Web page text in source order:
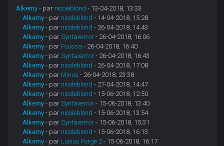
Alkemy - par nicoleblond - 13-04-2018, 13:33
Alkemy - par nicoleblond - 14-04-2018, 15:28
Alkemy - par nicoleblond - 26-04-2018, 14:43
Alkemy - parSyntaxerror - 26-04-2018, 16:06
Alkemy - par Foussa - 26-04-2018, 16:40
Alkemy - parSyntaxerror - 26-04-2018, 16:43
Alkemy - par nicoleblond - 26-04-2018, 17:08
Alkemy - par Minus - 26-04-2018, 23:38
Alkemy - par nicoleblond - 27-04-2018, 14:47
Alkemy - par nicoleblond - 15-06-2018, 12:50
Alkemy - parSyntaxerror - 15-06-2018, 13:40
Alkemy - par nicoleblond - 15-06-2018, 13:54
Alkemy - parSyntaxerror - 15-06-2018, 15:31
Alkemy - par nicoleblond - 15-06-2018, 16:13
Alkemy - par Lucius Forge 2- 15-06-2018, 16:17